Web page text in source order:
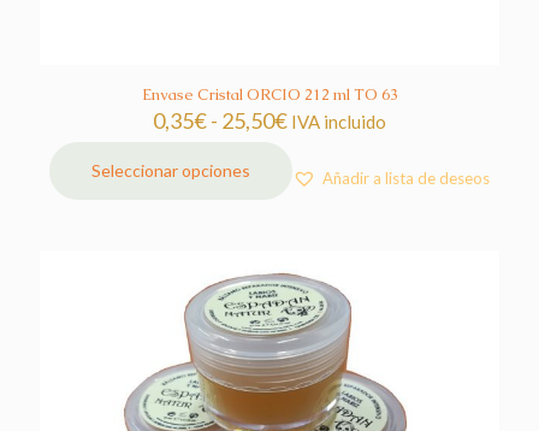
Envase Cristal ORCIO 212 ml TO 63
0,35€- 25,50€Rango
precios:
desde
IVA incluido
Seleccionar opciones Añadir a lista de deseos